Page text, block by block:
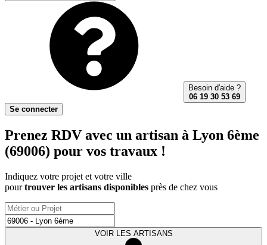
Besoin d'aide ?
06 19 30 53 69
Se connecter
Prenez RDV avec un artisan à Lyon 6ème
(69006) pour vos travaux !
Indiquez votre projet et votre ville
pourtrouver les artisans disponibles près de chez vous